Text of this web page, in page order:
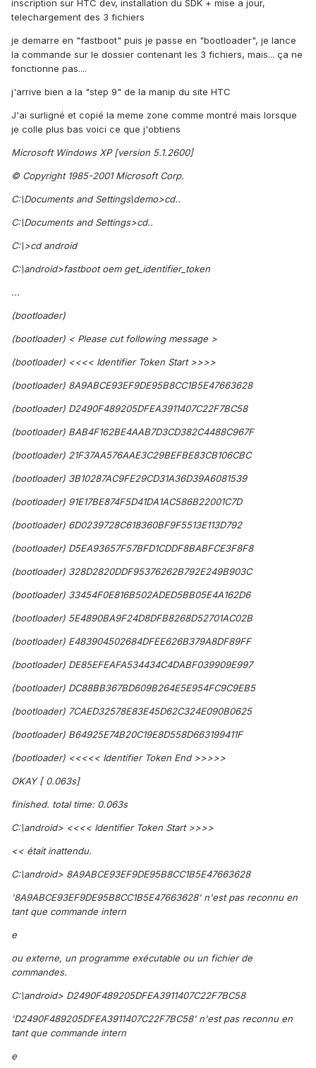
inscription sur HTC dev, installation du SDK + mise a jour,
telechargement des 3 fichiers
je demarre en "fastboot" puis je passe en "bootloader", je lance
la commande sur le dossier contenant les 3 fichiers, mais... ça ne
fonctionne pas....
j'arrive bien a la "step 9" de la manip du site HTC
J'ai surligné et copié la meme zone comme montré mais lorsque
je colle plus bas voici ce que j'obtiens
Microsoft Windows XP [version 5.1.2600]
© Copyright 1985-2001 Microsoft Corp.
C:\Documents and Settings\demo>cd..
C:\Documents and Settings>cd..
C:\>cd android
C:\android>fastboot oem get_identifier_token
...
(bootloader)
(bootloader) < Please cut following message >
(bootloader) <<<< Identifier Token Start >>>>
(bootloader) 8A9ABCE93EF9DE95B8CC1B5E47663628
(bootloader) D2490F489205DFEA3911407C22F7BC58
(bootloader) BAB4F162BE4AAB7D3CD382C4488C967F
(bootloader) 21F37AA576AAE3C29BEFBE83CB106CBC
(bootloader) 3B10287AC9FE29CD31A36D39A6081539
(bootloader) 91E17BE874F5D41DA1AC586B22001C7D
(bootloader) 6D0239728C618360BF9F5513E113D792
(bootloader) D5EA93657F57BFD1CDDF8BABFCE3F8F8
(bootloader) 328D2820DDF95376262B792E249B903C
(bootloader) 33454F0E816B502ADED5BB05E4A162D6
(bootloader) 5E4890BA9F24D8DFB8268D52701AC02B
(bootloader) E483904502684DFEE626B379A8DF89FF
(bootloader) DE85EFEAFA534434C4DABF039909E997
(bootloader) DC88BB367BD609B264E5E954FC9C9EB5
(bootloader) 7CAED32578E83E45D62C324E090B0625
(bootloader) B64925E74B20C19E8D558D663199411F
(bootloader) <<<<< Identifier Token End >>>>>
OKAY [ 0.063s]
finished. total time: 0.063s
C:\android> <<<< Identifier Token Start >>>>
<< était inattendu.
C:\android> 8A9ABCE93EF9DE95B8CC1B5E47663628
'8A9ABCE93EF9DE95B8CC1B5E47663628' n'est pas reconnu en
tant que commande intern
e
ou externe, un programme exécutable ou un fichier de
commandes.
C:\android> D2490F489205DFEA3911407C22F7BC58
'D2490F489205DFEA3911407C22F7BC58' n'est pas reconnu en
tant que commande intern
e